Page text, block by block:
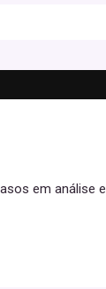
em análise e